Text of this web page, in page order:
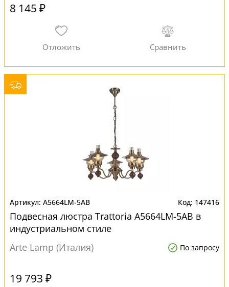
8 145 ₽
A5664LM-5AB 147416
Подвесная люстра Trattoria A5664LM-5AB в
индустриальном стиле
Arte Lamp (Италия)
По запросу
19 793 ₽